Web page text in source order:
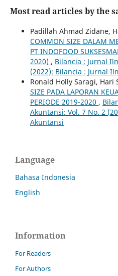
Most read articles by the
Padillah Ahmad Zidane,
COMMON SIZE DALAM
PT INDOFOOD
2020) , Bilancia : Jurnal
(2022): Bilancia : Jurnal
Ronald Holly Saragi, Hari
SIZE PADA LAPORAN
PERIODE 2019-2020 ,
Akuntansi: Vol. 7 No. 2
Akuntansi
Language
Bahasa Indonesia
English
Information
For Readers
For Authors